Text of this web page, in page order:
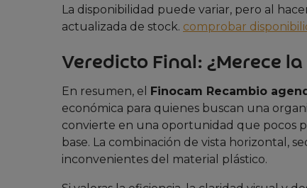
La disponibilidad puede variar, pero al
actualizada de stock. comprobar
Veredicto Final: ¿Merece
En resumen, el Finocam Recambio
económica para quienes buscan una
convierte en una oportunidad que pocos
base. La combinación de vista horizontal,
inconvenientes del material plástico.